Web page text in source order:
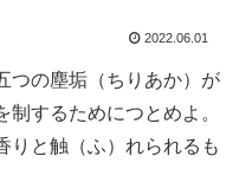
2022.06.01
の塵垢（ちりあか）が
するためにつとめよ。
りと触（ふ）れられるも